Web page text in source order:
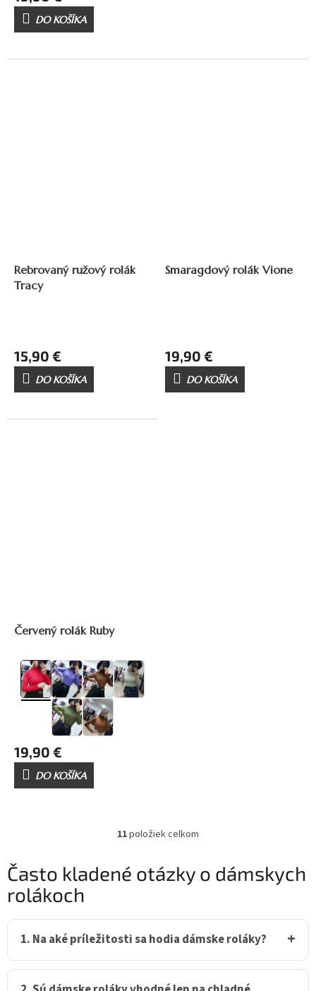
DO KOŠÍKA
Rebrovaný ružový rolák
Tracy
15,90 €
DO KOŠÍKA
Smaragdový rolák Vione
19,90 €
DO KOŠÍKA
Červený rolák Ruby
19,90 €
DO KOŠÍKA
O
l
á
c
i
e
p
r
v
11položiek celkom
Často kladené otázky o dámskych
rolákoch
1. Na aké príležitosti sa hodia dámske roláky?